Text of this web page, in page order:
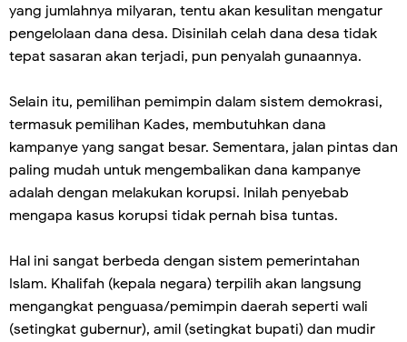
yang jumlahnya milyaran, tentu akan kesulitan mengatur
pengelolaan dana desa. Disinilah celah dana desa tidak
tepat sasaran akan terjadi, pun penyalah gunaannya.
Selain itu, pemilihan pemimpin dalam sistem demokrasi,
termasuk pemilihan Kades, membutuhkan dana
kampanye yang sangat besar. Sementara, jalan pintas dan
paling mudah untuk mengembalikan dana kampanye
adalah dengan melakukan korupsi. Inilah penyebab
mengapa kasus korupsi tidak pernah bisa tuntas.
Hal ini sangat berbeda dengan sistem pemerintahan
Islam. Khalifah (kepala negara) terpilih akan langsung
mengangkat penguasa/pemimpin daerah seperti wali
(setingkat gubernur), amil (setingkat bupati) dan mudir